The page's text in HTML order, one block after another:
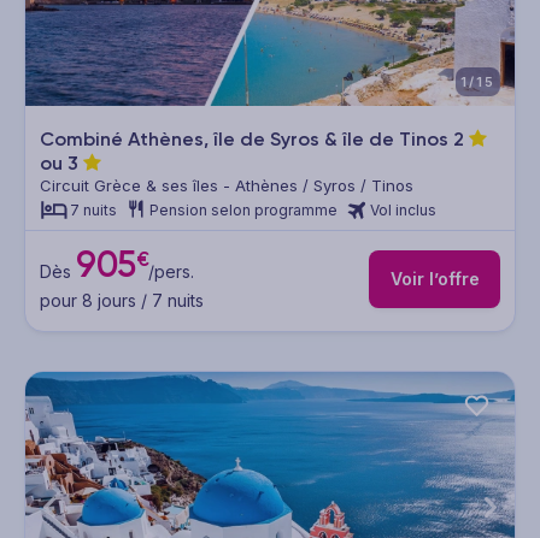
1/15
Combiné Athènes, île de Syros & île de Tinos 2
ou 3
Circuit Grèce & ses îles - Athènes / Syros / Tinos
7 nuits Pension selon programme Vol inclus
Dès 905€/pers.
pour 8 jours / 7 nuits
Voir l’offre